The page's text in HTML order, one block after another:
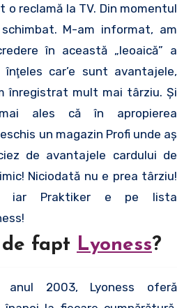
o reclamă la TV. Din momentul
M-am informat, am
în această „leoaică” a
înţeles car’e sunt avantajele,
înregistrat mult mai târziu. Şi
ales că în apropierea
un magazin Profi unde aş
de avantajele cardului de
Niciodată nu e prea târziu!
iar Praktiker e pe lista
de fapt Lyoness?
anul 2003, Lyoness oferă